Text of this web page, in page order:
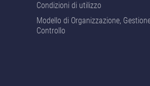
Condizioni di utilizzo
Modello di Organizzazione,
Controllo